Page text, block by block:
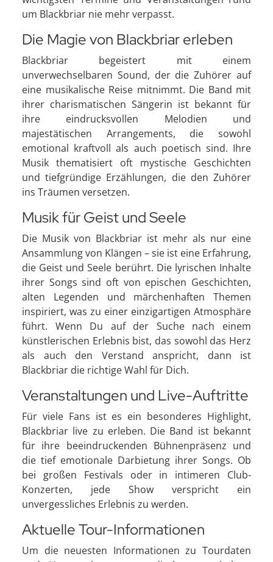
um Blackbriar nie mehr verpasst.
Die Magie von Blackbriar erleben
Blackbriar begeistert mit einem
unverwechselbaren Sound, der die Zuhörer auf
eine musikalische Reise mitnimmt. Die Band mit
ihrer charismatischen Sängerin ist bekannt für
ihre eindrucksvollen Melodien und
majestätischen Arrangements, die sowohl
emotional kraftvoll als auch poetisch sind. Ihre
Musik thematisiert oft mystische Geschichten
und tiefgründige Erzählungen, die den Zuhörer
ins Träumen versetzen.
Musik für Geist und Seele
Die Musik von Blackbriar ist mehr als nur eine
Ansammlung von Klängen – sie ist eine Erfahrung,
die Geist und Seele berührt. Die lyrischen Inhalte
ihrer Songs sind oft von epischen Geschichten,
alten Legenden und märchenhaften Themen
inspiriert, was zu einer einzigartigen Atmosphäre
führt. Wenn Du auf der Suche nach einem
künstlerischen Erlebnis bist, das sowohl das Herz
als auch den Verstand anspricht, dann ist
Blackbriar die richtige Wahl für Dich.
Veranstaltungen und Live-Auftritte
Für viele Fans ist es ein besonderes Highlight,
Blackbriar live zu erleben. Die Band ist bekannt
für ihre beeindruckenden Bühnenpräsenz und
die tief emotionale Darbietung ihrer Songs. Ob
bei großen Festivals oder in intimeren Club-
Konzerten, jede Show verspricht ein
unvergessliches Erlebnis zu werden.
Aktuelle Tour-Informationen
Um die neuesten Informationen zu Tourdaten